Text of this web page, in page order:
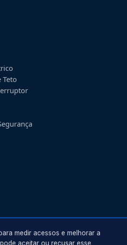
medir acessos e melhorar a
aceitar ou recusar esse